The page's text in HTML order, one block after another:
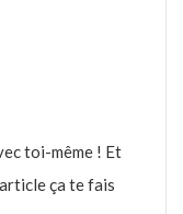
toi-même ! Et
ça te fais